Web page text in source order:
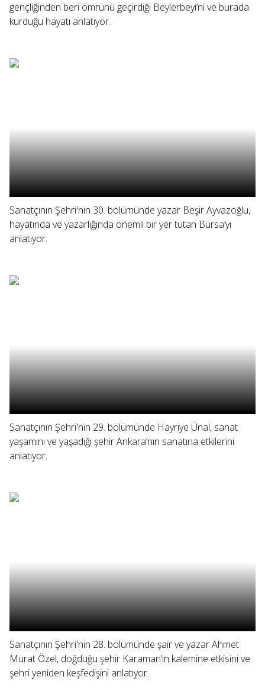
gençliğinden beri ömrünü geçirdiği Beylerbeyi’ni ve burada
kurduğu hayatı anlatıyor.
Sanatçının Şehri'nin 30. bölümünde yazar Beşir Ayvazoğlu,
hayatında ve yazarlığında önemli bir yer tutan Bursa’yı
anlatıyor.
Sanatçının Şehri'nin 29. bölümünde Hayriye Ünal, sanat
yaşamını ve yaşadığı şehir Ankara’nın sanatına etkilerini
anlatıyor.
Sanatçının Şehri'nin 28. bölümünde şair ve yazar Ahmet
Murat Özel, doğduğu şehir Karaman’ın kalemine etkisini ve
şehri yeniden keşfedişini anlatıyor.